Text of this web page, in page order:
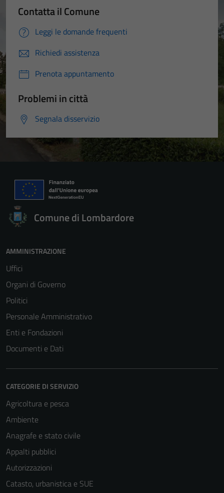
Contatta il Comune
Leggi le domande frequenti
Richiedi assistenza
Prenota appuntamento
Problemi in città
Segnala disservizio
Comune di Lombardore
AMMINISTRAZIONE
Uffici
Organi di Governo
Politici
Personale Amministrativo
Enti e Fondazioni
Documenti e Dati
CATEGORIE DI SERVIZIO
Agricoltura e pesca
Ambiente
Anagrafe e stato civile
Appalti pubblici
Autorizzazioni
Catasto, urbanistica e SUE